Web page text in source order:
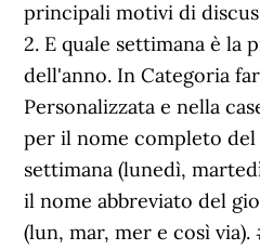
principali motivi di
2. E quale settimana è la
dell'anno. In Categoria
Personalizzata e nella
per il nome completo
settimana (lunedì,
il nome abbreviato del
(lun, mar, mer e così via).